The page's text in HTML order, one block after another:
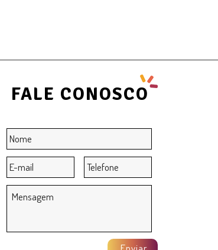
FALE CONOSCO
Nome *
E-
mail *
Telefone
Mensagem